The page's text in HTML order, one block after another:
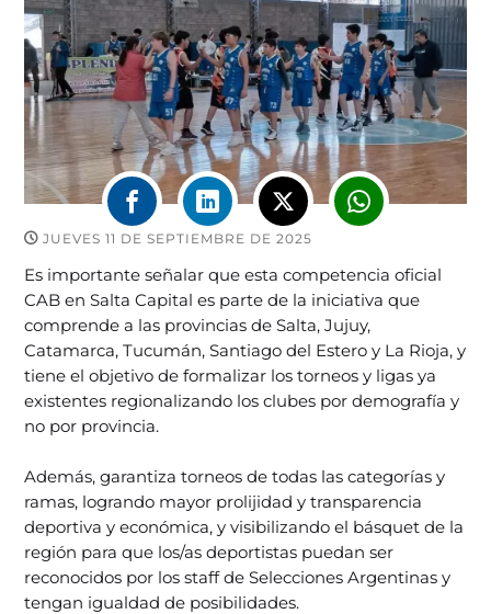
JUEVES 11 DE SEPTIEMBRE DE 2025
Es importante señalar que esta competencia oficial
CAB en Salta Capital es parte de la iniciativa que
comprende a las provincias de Salta, Jujuy,
Catamarca, Tucumán, Santiago del Estero y La Rioja, y
tiene el objetivo de formalizar los torneos y ligas ya
existentes regionalizando los clubes por demografía y
no por provincia.
Además, garantiza torneos de todas las categorías y
ramas, logrando mayor prolijidad y transparencia
deportiva y económica, y visibilizando el básquet de la
región para que los/as deportistas puedan ser
reconocidos por los staff de Selecciones Argentinas y
tengan igualdad de posibilidades.